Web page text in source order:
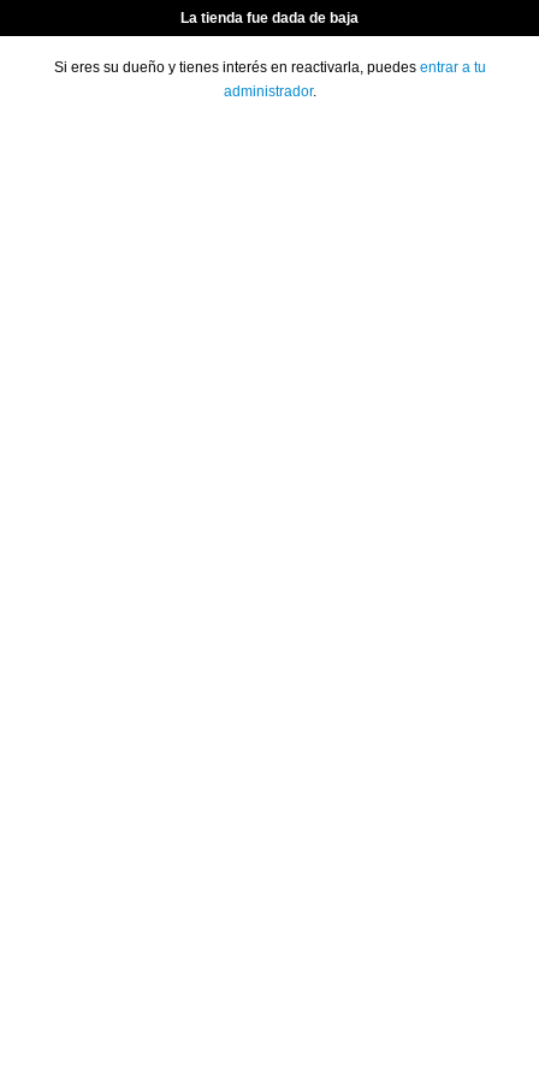
La tienda fue dada de baja
Si eres su dueño y tienes interés en reactivarla, puedes entrar a tu
administrador.